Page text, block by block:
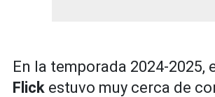
En la temporada 2024-2025,
Flick estuvo muy cerca de